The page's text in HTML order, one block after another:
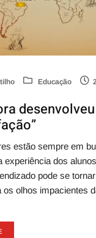
Educação
estão sempre em
experiência dos
pode se
os olhos impacientes